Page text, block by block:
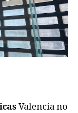
Valencia no